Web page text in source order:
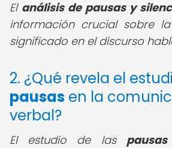
El análisis de pausas y
información crucial sobre
significado en el discurso
2. ¿Qué revela el
pausas en la
verbal?
El estudio de las pausas